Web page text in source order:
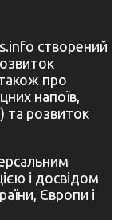
створений
про
напоїв,
та розвиток
і досвідом
Європи і